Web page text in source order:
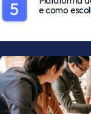
e como